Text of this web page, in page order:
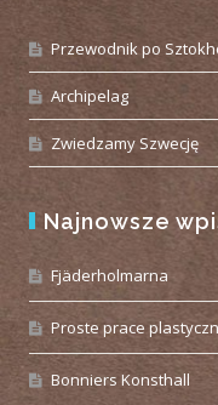
Przewodnik po
Archipelag
Zwiedzamy Szwecję
Najnowsze
Fjäderholmarna
Proste prace
Bonniers Konsthall